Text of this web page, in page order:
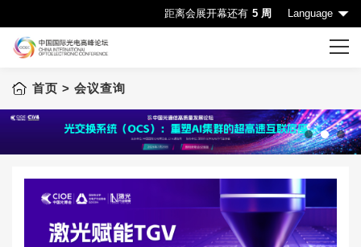
距离会展开幕还有 5 周 Language
首页
CIOE首页
首页 > 会议查询